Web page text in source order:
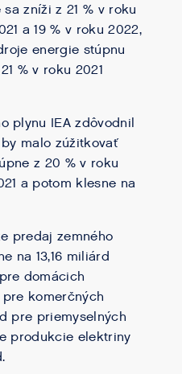
zníži z 21 % v roku
a 19 % v roku 2022,
energie stúpnu
% v roku 2021
plynu IEA zdôvodnil
malo zúžitkovať
z 20 % v roku
a potom klesne na
predaj zemného
na 13,16 miliárd
domácich
komerčných
pre priemyselných
produkcie elektriny